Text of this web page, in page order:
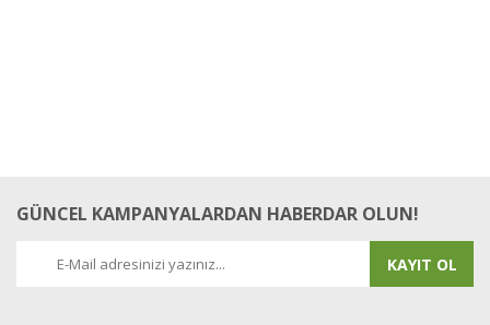
GÜNCEL KAMPANYALARDAN HABERDAR OLUN!
KAYIT OL